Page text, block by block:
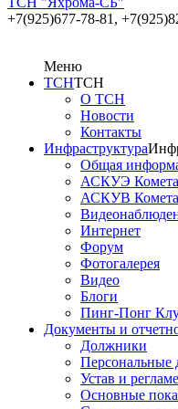
+7(925)677-78-81,
Меню
ТСНТСН
О ТСН
Новости
Контакты
Инфраструктура
Общая
АСКУЭ Комета
АСКУВ Комета
Интернет
Форум
Фотогалерея
Видео
Блоги
Пинг-Понг
Документы и
Должники
Персональные
Устав и
Основные